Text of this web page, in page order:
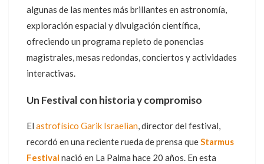
algunas de las mentes más brillantes en astronomía,
exploración espacial y divulgación científica,
ofreciendo un programa repleto de ponencias
magistrales, mesas redondas, conciertos y actividades
interactivas.
Un Festival con historia y compromiso
El astrofísico Garik Israelian, director del festival,
recordó en una reciente rueda de prensa queStarmus
Festival nació en La Palma hace 20 años. En esta